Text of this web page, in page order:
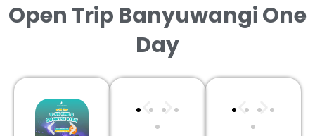
Open Trip Banyuwangi One
Day